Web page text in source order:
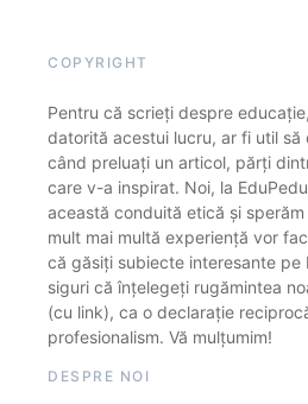
COPYRIGHT
Pentru că scrieți despre
datorită acestui lucru, ar fi util
când preluați un articol, părți
care v-a inspirat. Noi, la
această conduită etică și
mult mai multă experiență vor
că găsiți subiecte interesante pe
siguri că înțelegeți rugămintea
(cu link), ca o declarație
profesionalism. Vă mulțumim!
DESPRE NOI